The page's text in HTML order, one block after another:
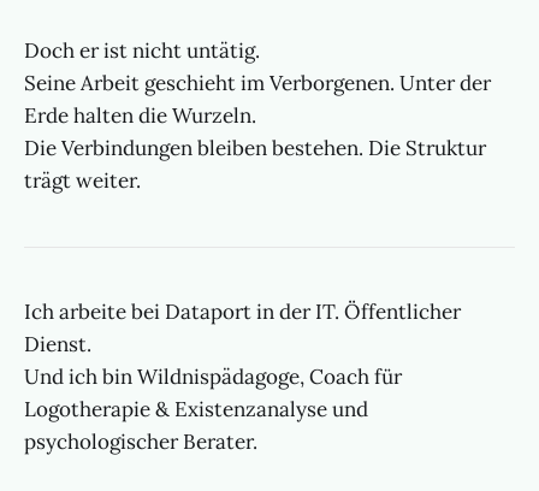
Doch er ist nicht untätig.
Seine Arbeit geschieht im Verborgenen. Unter der
Erde halten die Wurzeln.
Die Verbindungen bleiben bestehen. Die Struktur
trägt weiter.
Ich arbeite bei Dataport in der IT. Öffentlicher
Dienst.
Und ich bin Wildnispädagoge, Coach für
Logotherapie & Existenzanalyse und
psychologischer Berater.